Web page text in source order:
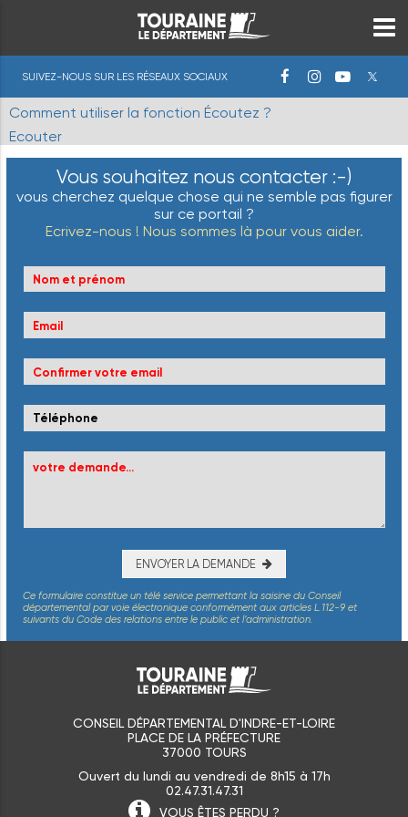
SUIVEZ-NOUS SUR LES RÉSEAUX SOCIAUX
Comment utiliser la fonction Écoutez ?
Ecouter
Vous souhaitez nous contacter :-)
vous cherchez quelque chose qui ne semble pas figurer
sur ce portail ?
Ecrivez-nous ! Nous sommes là pour vous aider.
ENVOYER LA DEMANDE
Ce formulaire constitue un télé service permettant la saisine du Conseil
départemental par voie électronique conformément aux articles L.112-9 et
suivants du Code des relations entre le public et l’administration.
CONSEIL DÉPARTEMENTAL D'INDRE-ET-LOIRE
PLACE DE LA PRÉFECTURE
37000 TOURS
Ouvert du lundi au vendredi de 8h15 à 17h
02.47.31.47.31
VOUS ÊTES PERDU ?